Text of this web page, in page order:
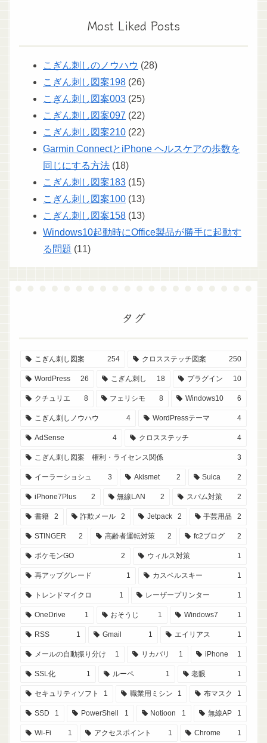
Most Liked Posts
こぎん刺しのノウハウ (28)
こぎん刺し図案198 (26)
こぎん刺し図案003 (25)
こぎん刺し図案097 (22)
こぎん刺し図案210 (22)
Garmin ConnectとiPhone ヘルスケアの歩数を
同じにする方法 (18)
こぎん刺し図案183 (15)
こぎん刺し図案100 (13)
こぎん刺し図案158 (13)
Windows10起動時にOffice製品が勝手に起動す
る問題 (11)
タグ
こぎん刺し図案 254 クロスステッチ図案 250
WordPress 26 こぎん刺し 18 プラグイン 10
クチュリエ 8 フェリシモ 8 Windows10 6
こぎん刺しノウハウ 4 WordPressテーマ 4
AdSense 4 クロスステッチ 4
こぎん刺し図案 権利・ライセンス関係 3
イーラーショシュ 3 Akismet 2 Suica 2
iPhone7Plus 2 無線LAN 2 スパム対策 2
書籍 2 詐欺メール 2 Jetpack 2 手芸用品 2
STINGER 2 高齢者運転対策 2 fc2ブログ 2
ポケモンGO 2 ウィルス対策 1
再アップグレード 1 カスペルスキー 1
トレンドマイクロ 1 レーザープリンター 1
OneDrive 1 おそうじ 1 Windows7 1
RSS 1 Gmail 1 エイリアス 1
メールの自動振り分け 1 リカバリ 1 iPhone 1
SSL化 1 ルーペ 1 老眼 1
セキュリティソフト 1 職業用ミシン 1 布マスク 1
SSD 1 PowerShell 1 Notioon 1 無線AP 1
Wi-Fi 1 アクセスポイント 1 Chrome 1